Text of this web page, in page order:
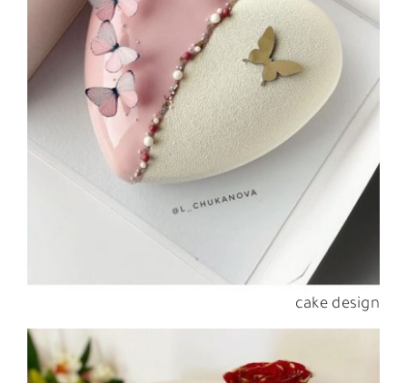
cake design